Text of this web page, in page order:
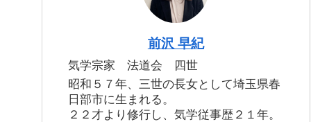
前沢 早紀
気学宗家 法道会 四世
昭和５７年、三世の長女として埼玉県春
日部市に生まれる。
２２才より修行し、気学従事歴２１年。